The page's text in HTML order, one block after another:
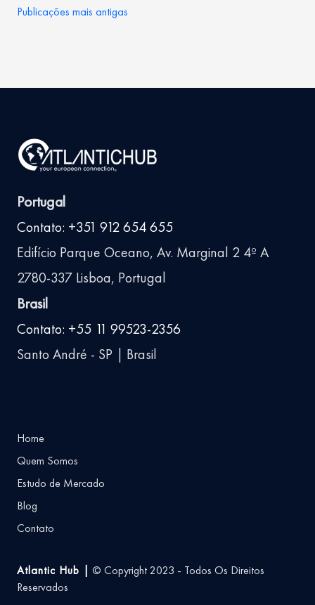
Navegação
Publicações mais antigas
Portugal
Contato: +351 912 654 655
Edifício Parque Oceano, Av. Marginal 2 4º A
2780-337 Lisboa, Portugal
Brasil
Contato: +55 11 99523-2356
Santo André - SP | Brasil
Home
Quem Somos
Estudo de Mercado
Blog
Contato
Atlantic Hub |
© Copyright 2023 - Todos Os Direitos
Reservados